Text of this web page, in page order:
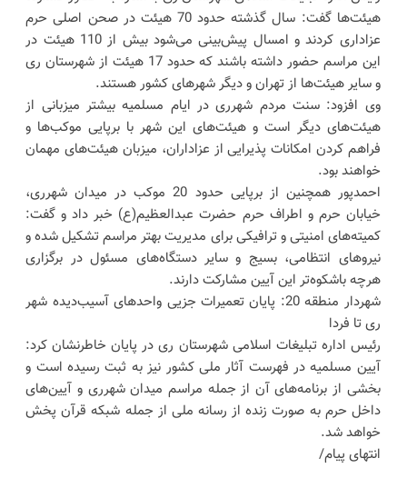
هیئت‌ها گفت: سال گذشته حدود 70 هیئت در صحن اصلی حرم
عزاداری کردند و امسال پیش‌بینی می‌شود بیش از 110 هیئت در
این مراسم حضور داشته باشند که حدود 17 هیئت از شهرستان ری
و سایر هیئت‌ها از تهران و دیگر شهرهای کشور هستند.
وی افزود: سنت مردم شهرری در ایام مسلمیه بیشتر میزبانی از
هیئت‌های دیگر است و هیئت‌های این شهر با برپایی موکب‌ها و
فراهم کردن امکانات پذیرایی از عزاداران، میزبان هیئت‌های مهمان
خواهند بود.
احمدپور همچنین از برپایی حدود 20 موکب در میدان شهرری،
خیابان حرم و اطراف حرم حضرت عبدالعظیم(ع) خبر داد و گفت:
کمیته‌های امنیتی و ترافیکی برای مدیریت بهتر مراسم تشکیل شده و
نیروهای انتظامی، بسیج و سایر دستگاه‌های مسئول در برگزاری
هرچه باشکوه‌تر این آیین مشارکت دارند.
شهردار منطقه 20: پایان تعمیرات جزیی واحدهای آسیب‌دیده شهر
ری تا فردا
رئیس اداره تبلیغات اسلامی شهرستان ری در پایان خاطرنشان کرد:
آیین مسلمیه در فهرست آثار ملی کشور نیز به ثبت رسیده است و
بخشی از برنامه‌های آن از جمله مراسم میدان شهرری و آیین‌های
داخل حرم به صورت زنده از رسانه ملی از جمله شبکه قرآن پخش
خواهد شد.
انتهای پیام/